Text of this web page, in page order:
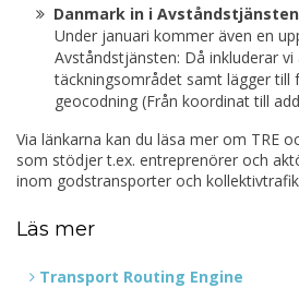
Danmark in i Avståndstjänsten
Under januari kommer även en
Avståndstjänsten: Då inkluderar
täckningsområdet samt lägger till
geocodning (Från koordinat till
Via länkarna kan du läsa mer om TRE
som stödjer t.ex. entreprenörer och
inom godstransporter och
Läs mer
Transport Routing Engine